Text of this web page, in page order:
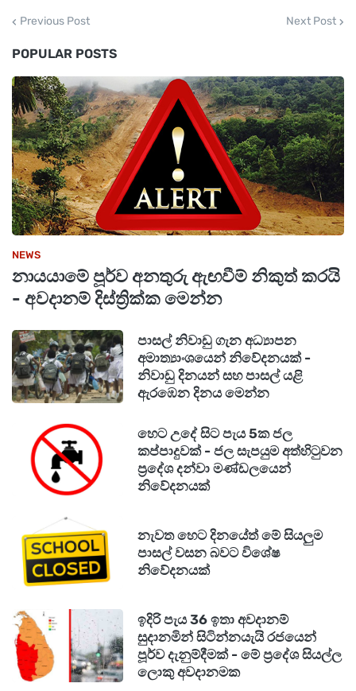
Previous Post Next Post
POPULAR POSTS
NEWS
නායයාමේ පූර්ව අනතුරු ඇඟවීම් නිකුත් කරයි
- අවදානම් දිස්ත්‍රික්ක මෙන්න
පාසල් නිවාඩු ගැන අධ්‍යාපන
අමාත්‍යාංශයෙන් නිවේදනයක් -
නිවාඩු දිනයන් සහ පාසල් යළි
ඇරඹෙන දිනය මෙන්න
හෙට උදේ සිට පැය 5ක ජල
කප්පාදුවක් - ජල සැපයුම අත්හිටුවන
ප්‍රදේශ දන්වා මණ්ඩලයෙන්
නිවේදනයක්
නැවත හෙට දිනයේත් මේ සියලුම
පාසල් වසන බවට විශේෂ
නිවේදනයක්
ඉදිරි පැය 36 ඉතා අවදානම්
සුදානමින් සිටින්නයැයි රජයෙන්
පූර්ව දැනුම්දීමක් - මේ ප්‍රදේශ සියල්ල
ලොකු අවදානමක